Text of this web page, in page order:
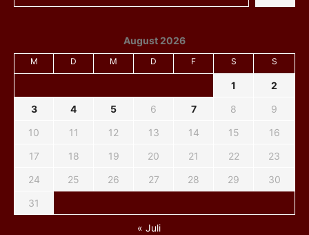
August 2026
M D M D F S S
1
2
3
4 5 6 7 8
9
10
11 12 13 14 15
16
17
18 19 20 21 22
23
24
25 26 27 28 29
30
31
« Juli